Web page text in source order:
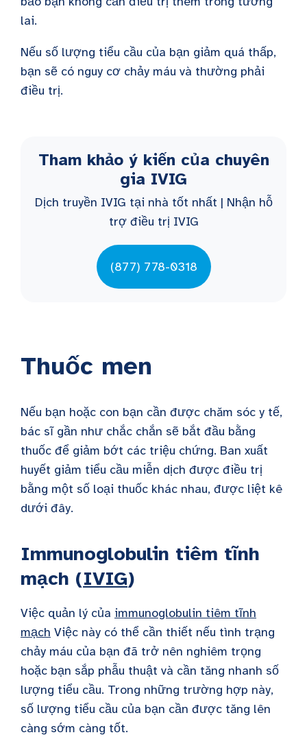
lai.
Nếu số lượng tiểu cầu của bạn giảm quá thấp,
bạn sẽ có nguy cơ chảy máu và thường phải
điều trị.
Tham khảo ý kiến của chuyên
gia IVIG
Dịch truyền IVIG tại nhà tốt nhất | Nhận hỗ
trợ điều trị IVIG
(877) 778-0318
Thuốc men
Nếu bạn hoặc con bạn cần được chăm sóc y tế,
bác sĩ gần như chắc chắn sẽ bắt đầu bằng
thuốc để giảm bớt các triệu chứng. Ban xuất
huyết giảm tiểu cầu miễn dịch được điều trị
bằng một số loại thuốc khác nhau, được liệt kê
dưới đây.
Immunoglobulin tiêm tĩnh
mạch (IVIG)
Việc quản lý của immunoglobulin tiêm tĩnh
mạch Việc này có thể cần thiết nếu tình trạng
chảy máu của bạn đã trở nên nghiêm trọng
hoặc bạn sắp phẫu thuật và cần tăng nhanh số
lượng tiểu cầu. Trong những trường hợp này,
số lượng tiểu cầu của bạn cần được tăng lên
càng sớm càng tốt.